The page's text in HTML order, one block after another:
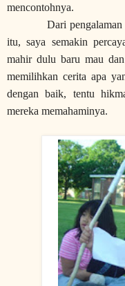
mencontohnya.
Dari
itu, saya semakin
mahir dulu baru mau
memilihkan cerita apa
dengan baik, tentu
mereka memahaminya.